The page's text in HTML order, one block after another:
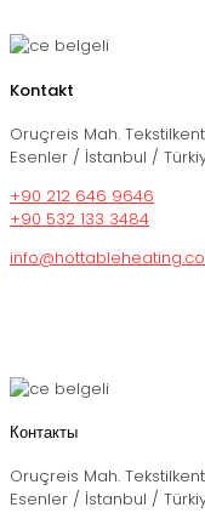
Kontakt
Oruçreis Mah.
Esenler / İstanbul /
+90 212 646 9646
+90 532 133 3484
Контакты
Oruçreis Mah.
Esenler / İstanbul /